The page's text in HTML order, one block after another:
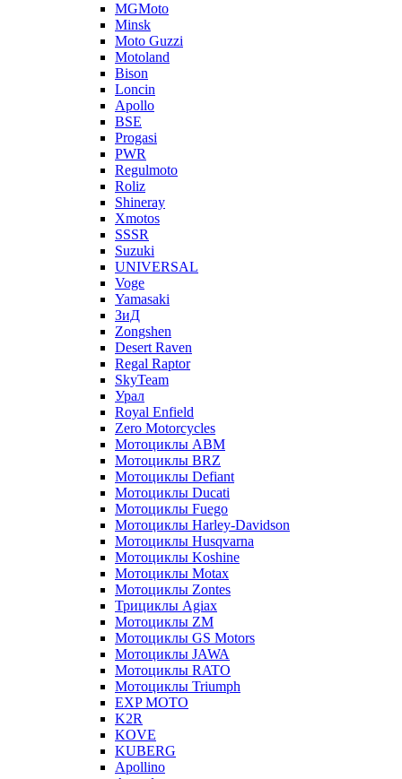
MGMoto
Minsk
Moto Guzzi
Motoland
Bison
Loncin
Apollo
BSE
Progasi
PWR
Regulmoto
Roliz
Shineray
Xmotos
SSSR
Suzuki
UNIVERSAL
Voge
Yamasaki
ЗиД
Zongshen
Desert Raven
Regal Raptor
SkyTeam
Урал
Royal Enfield
Zero Motorcycles
Мотоциклы ABM
Мотоциклы BRZ
Мотоциклы Defiant
Мотоциклы Ducati
Мотоциклы Fuego
Мотоциклы Harley-Davidson
Мотоциклы Husqvarna
Мотоциклы Koshine
Мотоциклы Motax
Мотоциклы Zontes
Трициклы Agiax
Мотоциклы ZM
Мотоциклы GS Motors
Мотоциклы JAWA
Мотоциклы RATO
Мотоциклы Triumph
EXP MOTO
K2R
KOVE
KUBERG
Apollino